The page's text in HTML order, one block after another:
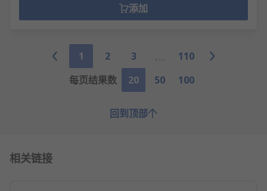
添加
1 2 3
110
每页结果数
20 50 100
回到顶部
相关链接